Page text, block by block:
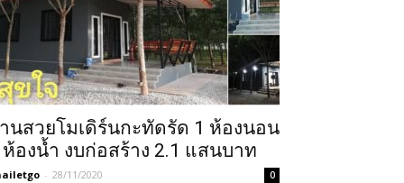
นสวยโมเดิร์นกะทัดรัด 1 ห้องนอน
ห้องน้ำ งบก่อสร้าง 2.1 แสนบาท
- 28/11/2020 0